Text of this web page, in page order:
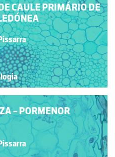
CAULE PRIMÁRIO DE
- PORMENOR